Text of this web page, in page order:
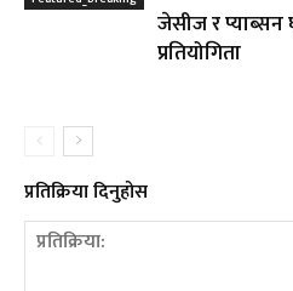
जेसीज र प्याब्सन
प्रतियोगिता
प्रतिक्रिया दिनुहोस